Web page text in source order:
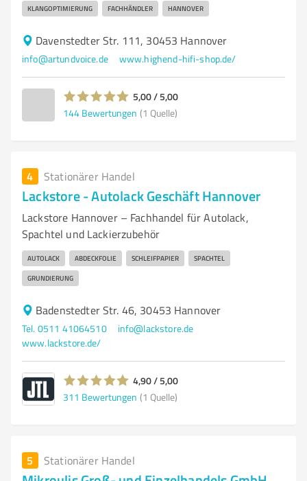
KLANGOPTIMIERUNG FACHHÄNDLER HANNOVER
Davenstedter Str. 111, 30453 Hannover
info@artundvoice.de www.highend-hifi-shop.de/
5,00 / 5,00
144 Bewertungen (1 Quelle)
4 Stationärer Handel
Lackstore - Autolack Geschäft Hannover
Lackstore Hannover – Fachhandel für Autolack,
Spachtel und Lackierzubehör
AUTOLACK ABDECKFOLIE SCHLEIFPAPIER SPACHTEL
GRUNDIERUNG
Badenstedter Str. 46, 30453 Hannover
Tel. 0511 41064510
info@lackstore.de
www.lackstore.de/
4,90 / 5,00
311 Bewertungen (1 Quelle)
5 Stationärer Handel